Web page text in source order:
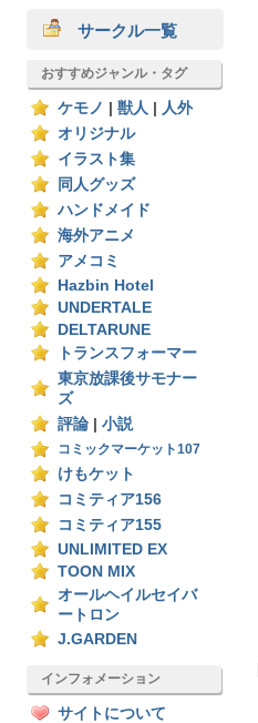
サークル一覧
おすすめジャンル・タグ
ケモノ 獣人
人外
オリジナル
イラスト集
同人グッズ
ハンドメイド
海外アニメ
アメコミ
Hazbin Hotel
UNDERTALE
DELTARUNE
トランスフォーマー
東京放課後サモナー
ズ
評論
小説
コミックマーケット107
けもケット
コミティア156
コミティア155
UNLIMITED EX
TOON MIX
オールヘイルセイバ
ートロン
J.GARDEN
インフォメーション
サイトについて